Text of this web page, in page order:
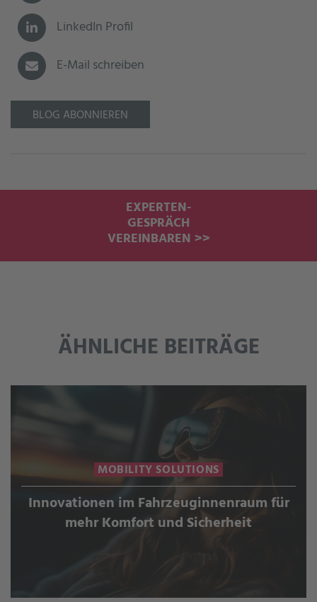
LinkedIn Profil
E-Mail schreiben
BLOG ABONNIEREN
EXPERTEN-
GESPRÄCH
VEREINBAREN >>
ÄHNLICHE BEITRÄGE
MOBILITY SOLUTIONS
Innovationen im Fahrzeuginnenraum für
mehr Komfort und Sicherheit